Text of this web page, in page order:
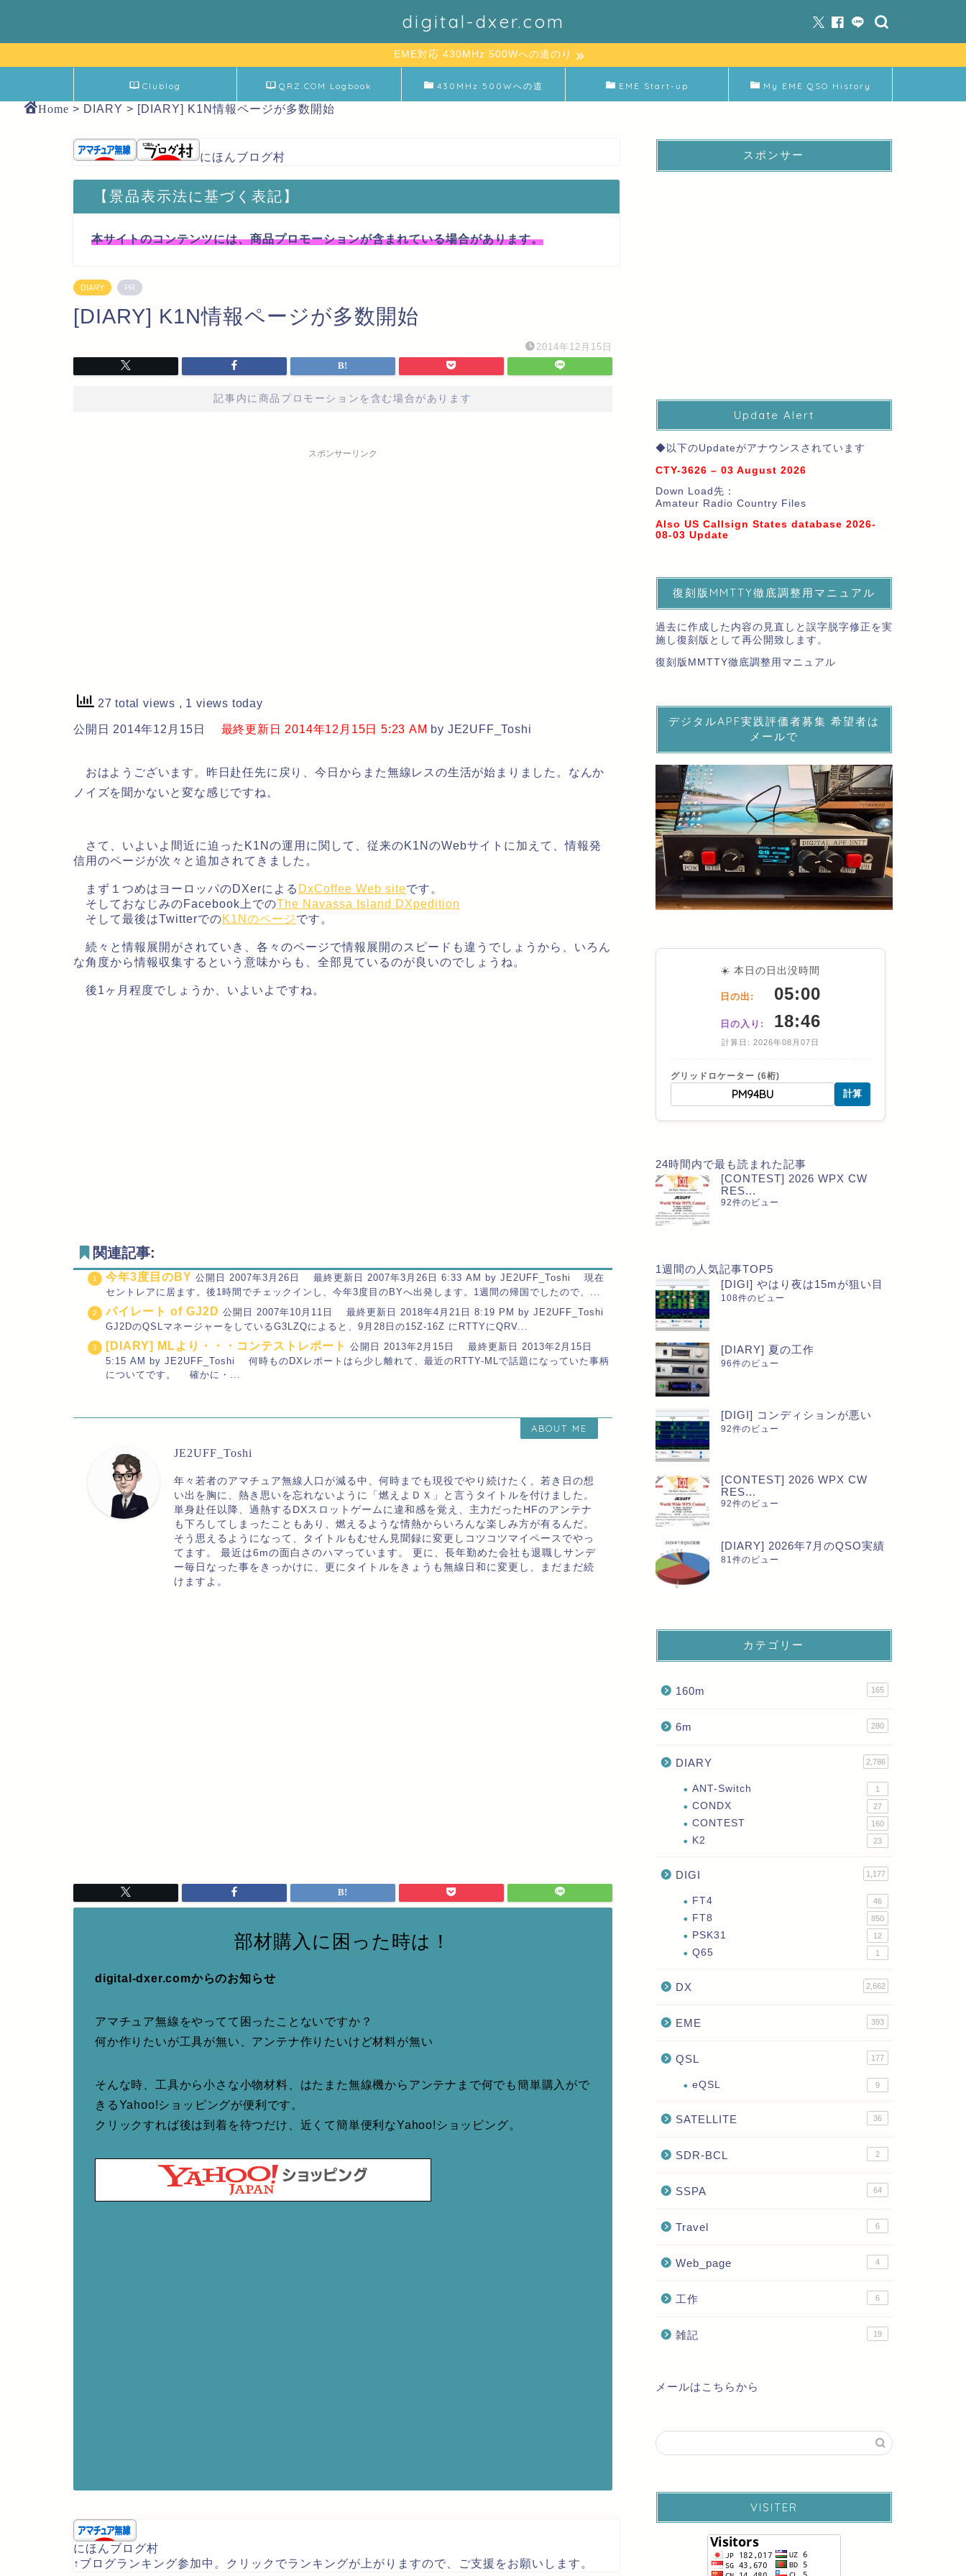
digital-dxer.com
EME対応 430MHz 500Wへの道のり
Clublog QRZ.COM Logbook 430MHz 500Wへの道 EME Start-up My EME QSO History
Home > DIARY > [DIARY] K1N情報ページが多数開始
にほんブログ村
【景品表示法に基づく表記】
本サイトのコンテンツには、商品プロモーションが含まれている場合があります。
DIARY PR
[DIARY] K1N情報ページが多数開始
2014年12月15日
記事内に商品プロモーションを含む場合があります
スポンサーリンク
27 total views , 1 views today
公開日 2014年12月15日 最終更新日 2014年12月15日 5:23 AM by JE2UFF_Toshi
おはようございます。昨日赴任先に戻り、今日からまた無線レスの生活が始まりました。なんか
ノイズを聞かないと変な感じですね。
さて、いよいよ間近に迫ったK1Nの運用に関して、従来のK1NのWebサイトに加えて、情報発
信用のページが次々と追加されてきました。
まず１つめはヨーロッパのDXerによる DxCoffee Web siteです。
そしておなじみのFacebook上でのThe Navassa Island DXpedition
そして最後はTwitterでのK1Nのページです。
続々と情報展開がされていき、各々のページで情報展開のスピードも違うでしょうから、いろん
な角度から情報収集するという意味からも、全部見ているのが良いのでしょうね。
後1ヶ月程度でしょうか、いよいよですね。
関連記事:
今年3度目のBY 公開日 2007年3月26日 最終更新日 2007年3月26日 6:33 AM by JE2UFF_Toshi 現在
セントレアに居ます。後1時間でチェックインし、今年3度目のBYへ出発します。1週間の帰国でしたので、...
パイレート of GJ2D 公開日 2007年10月11日 最終更新日 2018年4月21日 8:19 PM by JE2UFF_Toshi
GJ2DのQSLマネージャーをしているG3LZQによると、9月28日の15Z-16Z にRTTYにQRV...
[DIARY] MLより・・・コンテストレポート 公開日 2013年2月15日 最終更新日 2013年2月15日
5:15 AM by JE2UFF_Toshi 何時ものDXレポートはら少し離れて、最近のRTTY-MLで話題になっていた事柄
についてです。 確かに・...
ABOUT ME
JE2UFF_Toshi
年々若者のアマチュア無線人口が減る中、何時までも現役でやり続けたく、若き日の想
い出を胸に、熱き思いを忘れないように「燃えよＤＸ」と言うタイトルを付けました。
単身赴任以降、過熱するDXスロットゲームに違和感を覚え、主力だったHFのアンテナ
も下ろしてしまったこともあり、燃えるような情熱からいろんな楽しみ方が有るんだ。
そう思えるようになって、タイトルもむせん見聞録に変更しコツコツマイペースでやっ
てます。 最近は6mの面白さのハマっています。 更に、長年勤めた会社も退職しサンデ
ー毎日なった事をきっかけに、更にタイトルをきょうも無線日和に変更し、まだまだ続
けますよ。
部材購入に困った時は！
digital-dxer.comからのお知らせ
アマチュア無線をやってて困ったことないですか？
何か作りたいが工具が無い、アンテナ作りたいけど材料が無い
そんな時、工具から小さな小物材料、はたまた無線機からアンテナまで何でも簡単購入がで
きるYahoo!ショッピングが便利です。
クリックすれば後は到着を待つだけ、近くて簡単便利なYahoo!ショッピング。
にほんブログ村
↑ブログランキング参加中。クリックでランキングが上がりますので、ご支援をお願いします。
スポンサー
Update Alert
◆以下のUpdateがアナウンスされています
CTY-3626 – 03 August 2026
Down Load先：
Amateur Radio Country Files
Also US Callsign States database 2026-
08-03 Update
復刻版MMTTY徹底調整用マニュアル
過去に作成した内容の見直しと誤字脱字修正を実
施し復刻版として再公開致します。
復刻版MMTTY徹底調整用マニュアル
デジタルAPF実践評価者募集 希望者は
メールで
☀️ 本日の日出没時間
日の出: 05:00
日の入り: 18:46
計算日: 2026年08月07日
グリッドロケーター (6桁)
計算
24時間内で最も読まれた記事
[CONTEST] 2026 WPX CW
RES...
92件のビュー
1週間の人気記事TOP5
[DIGI] やはり夜は15mが狙い目
108件のビュー
[DIARY] 夏の工作
96件のビュー
[DIGI] コンディションが悪い
92件のビュー
[CONTEST] 2026 WPX CW
RES...
92件のビュー
[DIARY] 2026年7月のQSO実績
81件のビュー
カテゴリー
160m 165
6m 280
DIARY 2,786
ANT-Switch 1
CONDX 27
CONTEST 160
K2 23
DIGI 1,177
FT4 46
FT8 850
PSK31 12
Q65 1
DX 2,662
EME 393
QSL 177
eQSL 9
SATELLITE 36
SDR-BCL 2
SSPA 64
Travel 6
Web_page 4
工作 6
雑記 19
メールはこちらから
VISITER